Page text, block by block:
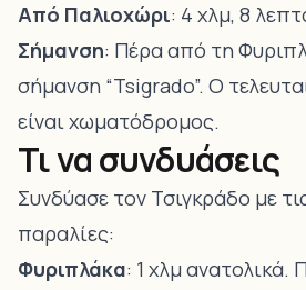
Από Παλιοχώρι: 4 χλμ, 8
Σήμανση: Πέρα από τη
σήμανση “Tsigrado”. Ο
είναι χωματόδρομος.
Τι να συνδυάσεις
Συνδύασε τον Τσιγκράδο με
παραλίες:
Φυριπλάκα: 1 χλμ ανατολικά.